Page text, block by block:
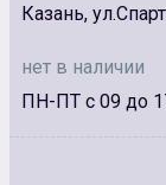
Казань,
нет в наличии
ПН-ПТ с 09 до